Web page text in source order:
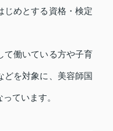
じめとする資格・検定
て働いている方や子育
どを対象に、美容師国
ています。